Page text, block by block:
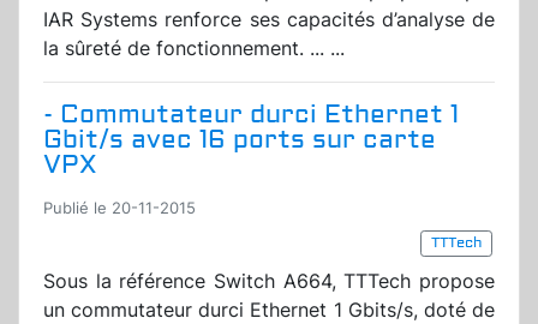
IAR Systems renforce ses capacités d’analyse de
la sûreté de fonctionnement. ... ...
- Commutateur durci Ethernet 1
Gbit/s avec 16 ports sur carte
VPX
Publié le 20-11-2015
TTTech
Sous la référence Switch A664, TTTech propose
un commutateur durci Ethernet 1 Gbits/s, doté de